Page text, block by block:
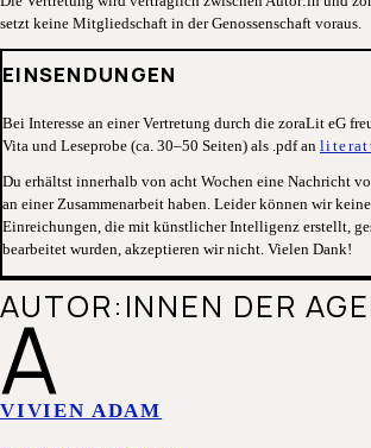
setzt keine Mitgliedschaft in der Genossenschaft voraus.
EINSENDUNGEN
Bei Interesse an einer Vertretung durch die zoraLit eG
Vita und Leseprobe (ca. 30–50 Seiten) als .pdf an
Du erhältst innerhalb von acht Wochen eine Nachricht
an einer Zusammenarbeit haben. Leider können wir
Einreichungen, die mit künstlicher Intelligenz erstellt,
bearbeitet wurden, akzeptieren wir nicht. Vielen Dank!
AUTOR:INNEN DER
A
VIVIEN ADAM